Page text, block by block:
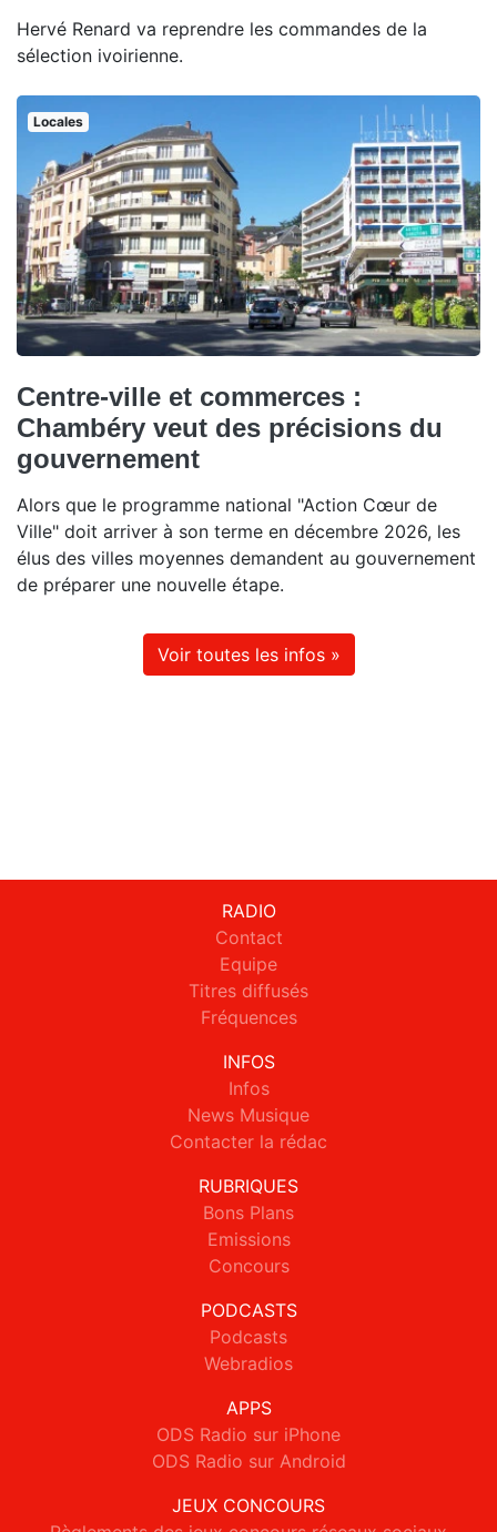
Hervé Renard va reprendre les commandes de la
sélection ivoirienne.
Locales
Centre-ville et commerces :
Chambéry veut des précisions du
gouvernement
Alors que le programme national "Action Cœur de
Ville" doit arriver à son terme en décembre 2026, les
élus des villes moyennes demandent au gouvernement
de préparer une nouvelle étape.
Voir toutes les infos »
RADIO
Contact
Equipe
Titres diffusés
Fréquences
INFOS
Infos
News Musique
Contacter la rédac
RUBRIQUES
Bons Plans
Emissions
Concours
PODCASTS
Podcasts
Webradios
APPS
ODS Radio sur iPhone
ODS Radio sur Android
JEUX CONCOURS